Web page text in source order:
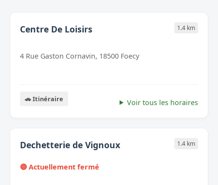
Centre De Loisirs 1.4 km
4 Rue Gaston Cornavin, 18500 Foecy
🚗 Itinéraire Voir tous les horaires
Dechetterie de Vignoux 1.4 km
🔴 Actuellement fermé